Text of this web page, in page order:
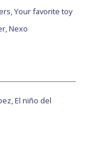
Your favorite toy
Nexo
El niño del